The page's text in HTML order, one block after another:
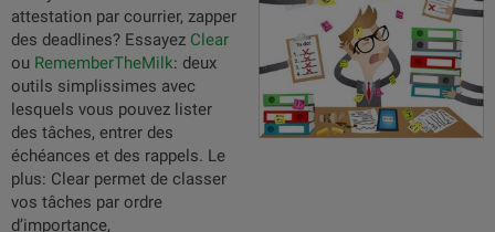
attestation par courrier, zapper
des deadlines? Essayez Clear
ou RememberTheMilk: deux
outils simplissimes avec
lesquels vous pouvez lister
des tâches, entrer des
échéances et des rappels. Le
plus: Clear permet de classer
vos tâches par ordre
d’importance,